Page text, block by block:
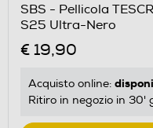
SBS - Pellicola
S25 Ultra-Nero
€ 19,90
Acquisto online:
Ritiro in negozio in 30'